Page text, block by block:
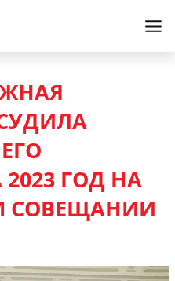
ГОД НА
СОВЕЩАНИИ